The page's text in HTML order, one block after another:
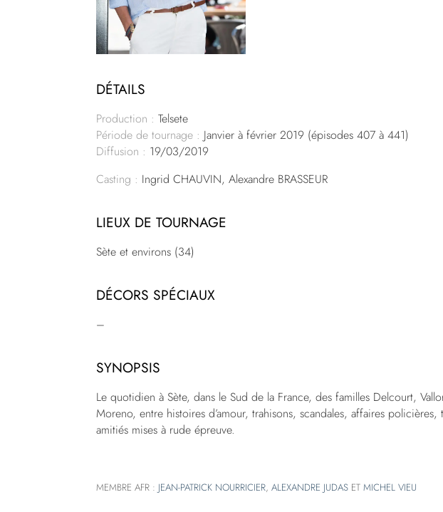
DÉTAILS
Production : Telsete
Période de tournage : Janvier à février 2019 (épisodes 407 à 441)
Diffusion : 19/03/2019
Casting : Ingrid CHAUVIN, Alexandre BRASSEUR
LIEUX DE TOURNAGE
Sète et environs (34)
DÉCORS SPÉCIAUX
–
SYNOPSIS
Le quotidien à Sète, dans le Sud de la France, des familles Delcourt,
Moreno, entre histoires d’amour, trahisons, scandales, affaires
amitiés mises à rude épreuve.
MEMBRE AFR : JEAN-PATRICK NOURRICIER, ALEXANDRE JUDASET MICHEL VIEU